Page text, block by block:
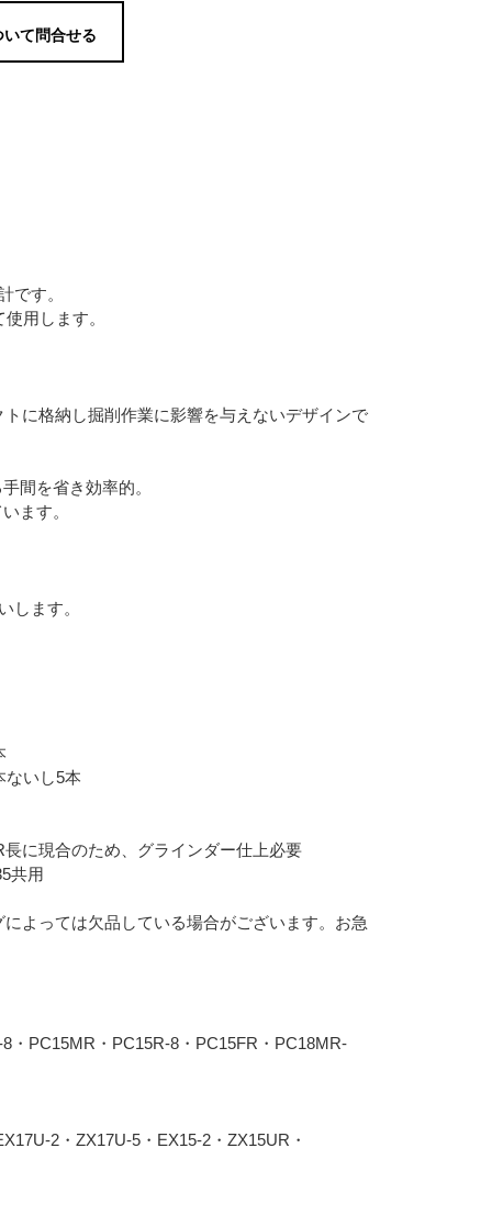
て問合せる
です。
用します。
に格納し掘削作業に影響を与えないデザインで
間を省き効率的。
ます。
します。
いし5本
現合のため、グラインダー仕上必要
共用
よっては欠品している場合がございます。お急
・PC15MR・PC15R-8・PC15FR・PC18MR-
2・ZX17U-5・EX15-2・ZX15UR・